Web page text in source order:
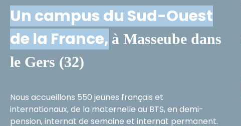
Un campus du Sud-Ouest
de la France, à Masseube dans
le Gers (32)
Nous accueillons 550 jeunes français et
internationaux, de la maternelle au BTS, en demi-
pension, internat de semaine et internat permanent.